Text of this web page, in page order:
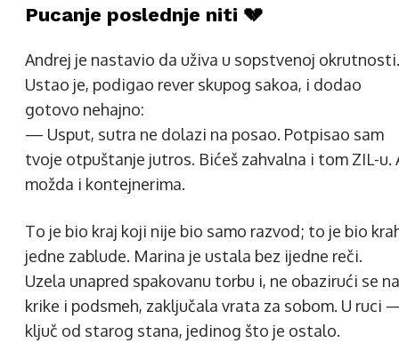
Pucanje poslednje niti 💔
Andrej je nastavio da uživa u sopstvenoj okrutnosti.
Ustao je, podigao rever skupog sakoa, i dodao
gotovo nehajno:
— Usput, sutra ne dolazi na posao. Potpisao sam
tvoje otpuštanje jutros. Bićeš zahvalna i tom ZIL-u.
možda i kontejnerima.
To je bio kraj koji nije bio samo razvod; to je bio
jedne zablude. Marina je ustala bez ijedne reči.
Uzela unapred spakovanu torbu i, ne obazirući se na
krike i podsmeh, zaključala vrata za sobom. U ruci
ključ od starog stana, jedinog što je ostalo.